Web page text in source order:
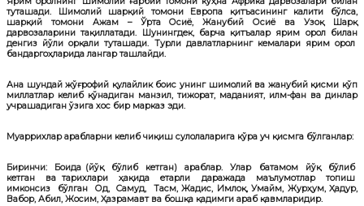
туташади. Шимолий шарқий томони Европа қитъасининг калити бўлса,
шарқий томони Ажам – Ўрта Осиё, Жанубий Осиё ва Узоқ Шарқ
дарвозаларини тақиллатади. Шунингдек, барча қитъалар ярим орол билан
денгиз йўли орқали туташади. Турли давлатларнинг кемалари ярим орол
бандаргоҳларида лангар ташлайди.
Ана шундай жўғрофий қулайлик боис унинг шимолий ва жанубий қисми кўп
миллатлар келиб қўнадиган манзил, тижорат, маданият, илм-фан ва динлар
учрашадиган ўзига хос бир марказ эди.
Муаррихлар арабларни келиб чиқиш сулолаларига кўра уч қисмга бўлганлар:
Биринчи: Боида (йўқ бўлиб кетган) араблар. Улар батамом йўқ бўлиб
кетган ва тарихлари ҳақида етарли даражада маълумотлар топиш
имконсиз бўлган Од, Самуд, Тасм, Жадис, Имлоқ, Умайм, Журҳум, Ҳадур,
Вабор, Абил, Жосим, Ҳазрамавт ва бошқа қадимги араб қавмларидир.